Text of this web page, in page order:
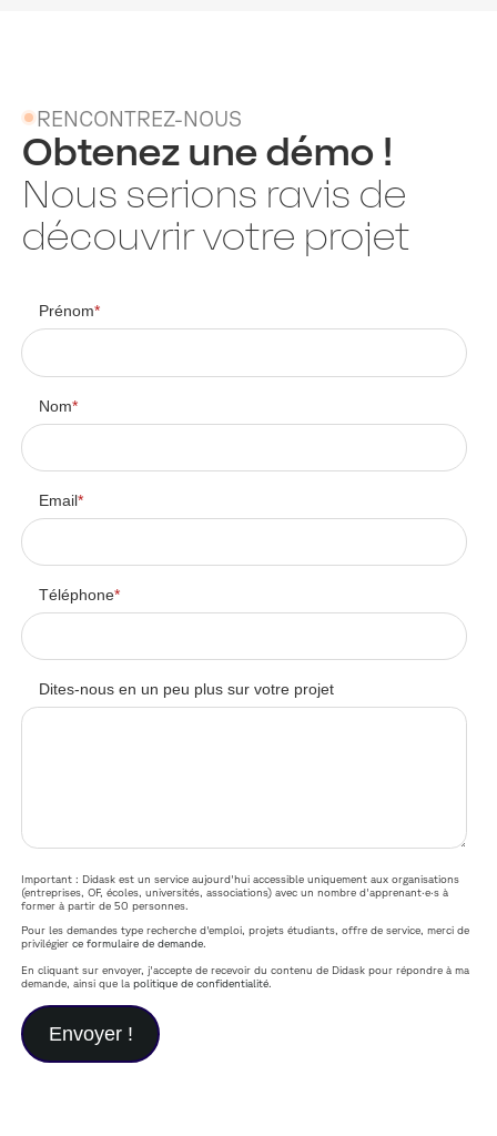
RENCONTREZ-NOUS
Obtenez une démo !
Nous serions ravis de
découvrir votre projet
Prénom*
Nom*
Email*
Téléphone*
Dites-nous en un peu plus sur votre projet
Important : Didask est un service aujourd'hui accessible uniquement aux organisations
(entreprises, OF, écoles, universités, associations) avec un nombre d'apprenant·e·s à
former à partir de 50 personnes.
Pour les demandes type recherche d'emploi, projets étudiants, offre de service, merci de
privilégierce formulaire de demande.
En cliquant sur envoyer, j'accepte de recevoir du contenu de Didask pour répondre à ma
demande, ainsi que lapolitique de confidentialité.